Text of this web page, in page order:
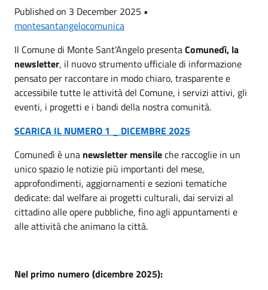
Published on 3 December 2025 •
montesantangelocomunica
Il Comune di Monte Sant’Angelo presentaComunedì, la
newsletter, il nuovo strumento ufficiale di informazione
pensato per raccontare in modo chiaro, trasparente e
accessibile tutte le attività del Comune, i servizi attivi, gli
eventi, i progetti e i bandi della nostra comunità.
SCARICA IL NUMERO 1 _ DICEMBRE 2025
Comunedì è una newsletter mensileche raccoglie in un
unico spazio le notizie più importanti del mese,
approfondimenti, aggiornamenti e sezioni tematiche
dedicate: dal welfare ai progetti culturali, dai servizi al
cittadino alle opere pubbliche, fino agli appuntamenti e
alle attività che animano la città.
Nel primo numero (dicembre 2025):